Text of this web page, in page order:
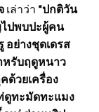
เล่าว่า “ปกติวัน
ปพบปะผู้คน
อย่างชุดเดรส
หรับฤดูหนาว
ด้วยเครื่อง
ดูทะมัดทะแมง